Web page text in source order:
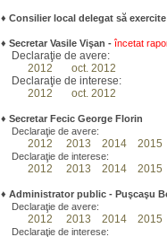
♦ Consilier local delegat să
♦ Secretar Vasile Vişan - încetat
Declaraţie de avere:
2012
oct. 2012
Declaraţie de interese:
2012
oct. 2012
♦ Secretar Fecic George Florin
Declaraţie de avere:
2012 2013 2014 2015
Declaraţie de interese:
2012 2013 2014 2015
♦ Administrator public - Puşcaşu
Declaraţie de avere:
2012 2013 2014 2015
Declaraţie de interese: